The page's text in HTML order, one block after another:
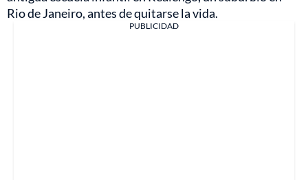
Rio de Janeiro, antes de quitarse la vida.
PUBLICIDAD